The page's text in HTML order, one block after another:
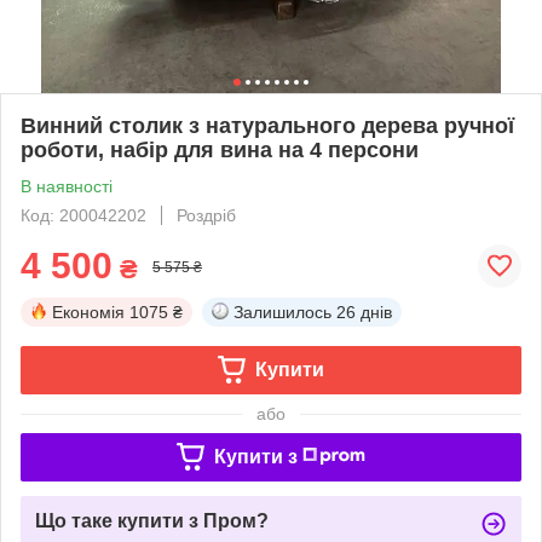
Винний столик з натурального дерева ручної
роботи, набір для вина на 4 персони
В наявності
Код: 200042202
Роздріб
4 500 ₴ 5 575 ₴
Економія 1075 ₴ Залишилось 26 днів
Купити
або
Купити з
Що таке купити з Пром?